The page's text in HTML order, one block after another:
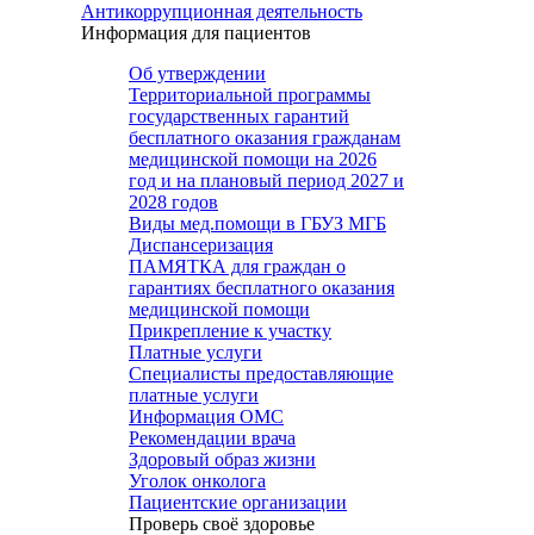
Антикоррупционная деятельность
Информация для пациентов
Об утверждении
Территориальной программы
государственных гарантий
бесплатного оказания гражданам
медицинской помощи на 2026
год и на плановый период 2027 и
2028 годов
Виды мед.помощи в ГБУЗ МГБ
Диспансеризация
ПАМЯТКА для граждан о
гарантиях бесплатного оказания
медицинской помощи
Прикрепление к участку
Платные услуги
Специалисты предоставляющие
платные услуги
Информация ОМС
Рекомендации врача
Здоровый образ жизни
Уголок онколога
Пациентские организации
Проверь своё здоровье